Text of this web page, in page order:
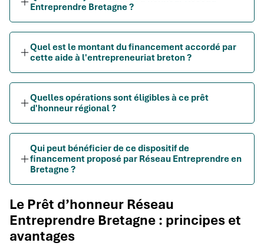
Entreprendre Bretagne ?
Quel est le montant du financement accordé par
cette aide à l'entrepreneuriat breton ?
Quelles opérations sont éligibles à ce prêt
d'honneur régional ?
Qui peut bénéficier de ce dispositif de
financement proposé par Réseau Entreprendre en
Bretagne ?
Le Prêt d’honneur Réseau
Entreprendre Bretagne : principes et
avantages